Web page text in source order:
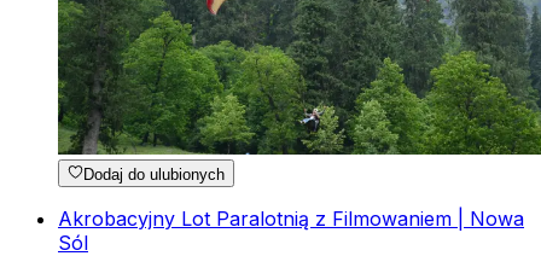
Dodaj do ulubionych
Akrobacyjny Lot Paralotnią z Filmowaniem | Nowa
Sól